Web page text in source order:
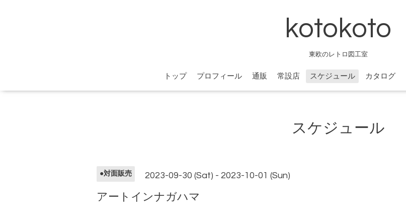
kotokoto
東欧のレトロ図工室
トップ プロフィール 通販 常設店 スケジュール カタログ
スケジュール
●対面販売 2023-09-30 (Sat) - 2023-10-01 (Sun)
アートインナガハマ